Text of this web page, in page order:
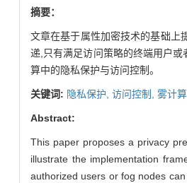
摘要：
文章在基于属性加密技术的基础上
递,只有满足访问策略的终端用户
算中的隐私保护与访问控制。
关键词: 隐私保护, 访问控制, 雾计
Abstract:
This paper proposes a privacy
illustrate the implementation
authorized users or fog nodes